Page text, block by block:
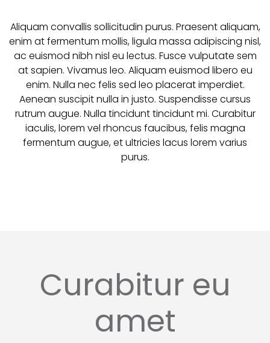
Aliquam convallis sollicitudin purus. Praesent aliquam,
enim at fermentum mollis, ligula massa adipiscing nisl,
ac euismod nibh nisl eu lectus. Fusce vulputate sem
at sapien. Vivamus leo. Aliquam euismod libero eu
enim. Nulla nec felis sed leo placerat imperdiet.
Aenean suscipit nulla in justo. Suspendisse cursus
rutrum augue. Nulla tincidunt tincidunt mi. Curabitur
iaculis, lorem vel rhoncus faucibus, felis magna
fermentum augue, et ultricies lacus lorem varius
purus.
Curabitur eu
amet